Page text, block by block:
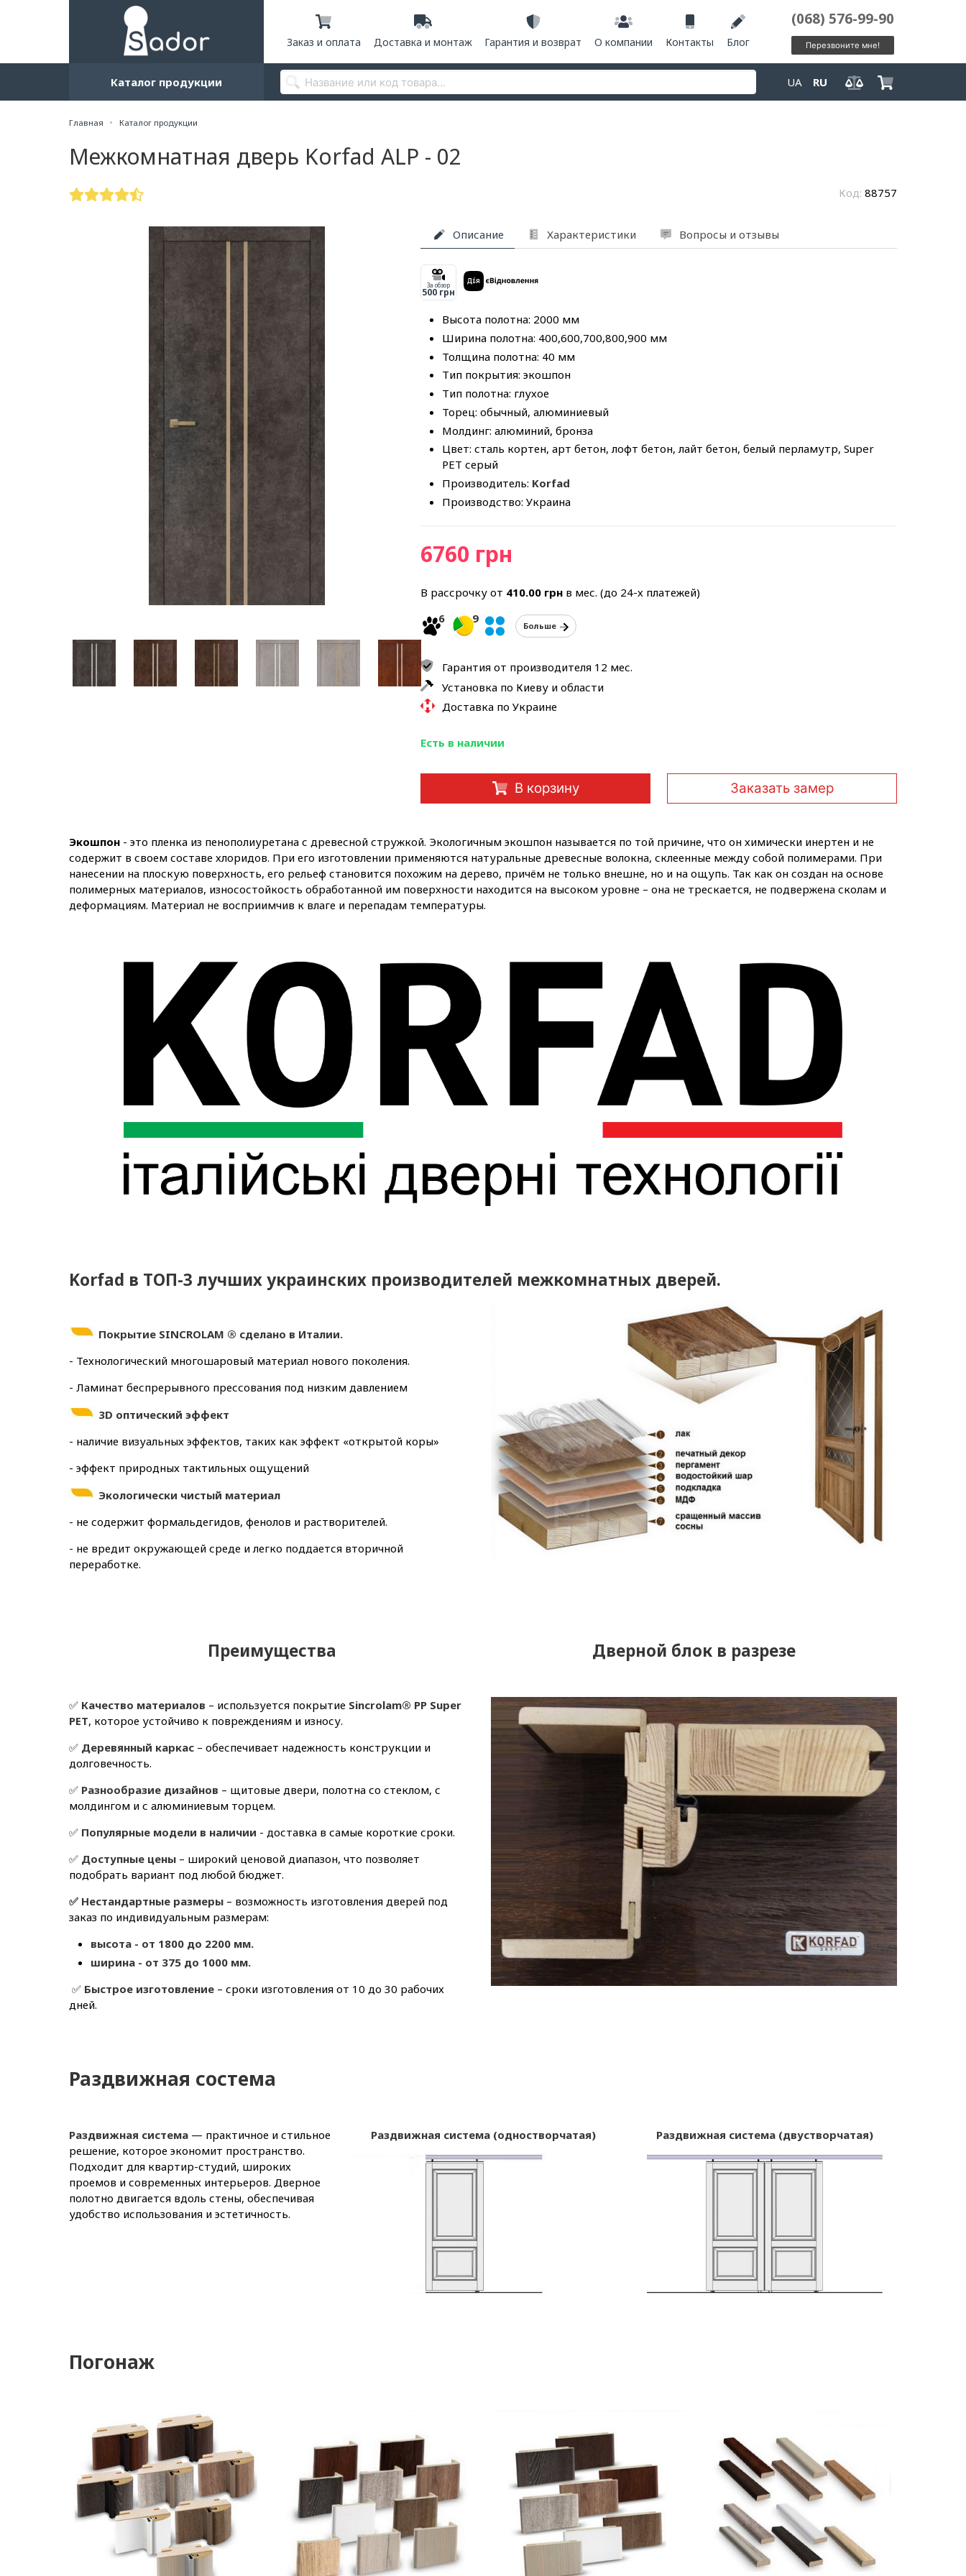
Заказ и оплата Доставка и монтаж Гарантия и возврат О компании Контакты Блог
(068) 576-99-90
Перезвоните мне!
Каталог продукции UA RU
Главная Каталог продукции
Межкомнатная дверь Korfad ALP - 02
Код: 88757
Описание Характеристики Вопросы и отзывы
За обзор
500 грн
Высота полотна: 2000 мм
Ширина полотна: 400,600,700,800,900 мм
Толщина полотна: 40 мм
Тип покрытия: экошпон
Тип полотна: глухое
Торец: обычный, алюминиевый
Молдинг: алюминий, бронза
Цвет: сталь кортен, арт бетон, лофт бетон, лайт бетон, белый перламутр, Super
PET серый
Производитель: Korfad
Производство: Украина
6760 грн
В рассрочку от 410.00 грн в мес. (до 24-х платежей)
6
9
Больше
Гарантия от производителя 12 мес.
Установка по Киеву и области
Доставка по Украине
Есть в наличии
В корзину Заказать замер
Экошпон - это пленка из пенополиуретана с древесной стружкой. Экологичным экошпон называется по той причине, что он химически инертен и не
содержит в своем составе хлоридов. При его изготовлении применяются натуральные древесные волокна, склеенные между собой полимерами. При
нанесении на плоскую поверхность, его рельеф становится похожим на дерево, причём не только внешне, но и на ощупь. Так как он создан на основе
полимерных материалов, износостойкость обработанной им поверхности находится на высоком уровне – она не трескается, не подвержена сколам и
деформациям. Материал не восприимчив к влаге и перепадам температуры.
Korfad в ТОП-3 лучших украинских производителей межкомнатных дверей.
Покрытие SINCROLAM ® сделано в Италии.
- Технологический многошаровый материал нового поколения.
- Ламинат беспрерывного прессования под низким давлением
3D оптический эффект
- наличие визуальных эффектов, таких как эффект «открытой коры»
- эффект природных тактильных ощущений
Экологически чистый материал
- не содержит формальдегидов, фенолов и растворителей.
- не вредит окружающей среде и легко поддается вторичной
переработке.
Преимущества
✅ Качество материалов – используется покрытие Sincrolam® PP Super
PET, которое устойчиво к повреждениям и износу.
✅ Деревянный каркас – обеспечивает надежность конструкции и
долговечность.
✅ Разнообразие дизайнов – щитовые двери, полотна со стеклом, с
молдингом и с алюминиевым торцем.
✅ Популярные модели в наличии - доставка в самые короткие сроки.
✅ Доступные цены – широкий ценовой диапазон, что позволяет
подобрать вариант под любой бюджет.
✅ Нестандартные размеры – возможность изготовления дверей под
заказ по индивидуальным размерам:
высота - от 1800 до 2200 мм.
ширина - от 375 до 1000 мм.
✅ Быстрое изготовление – сроки изготовления от 10 до 30 рабочих
дней.
Дверной блок в разрезе
Раздвижная состема
Раздвижная система — практичное и стильное
решение, которое экономит пространство.
Подходит для квартир-студий, широких
проемов и современных интерьеров. Дверное
полотно двигается вдоль стены, обеспечивая
удобство использования и эстетичность.
Раздвижная система (одностворчатая) Раздвижная система (двустворчатая)
Погонаж